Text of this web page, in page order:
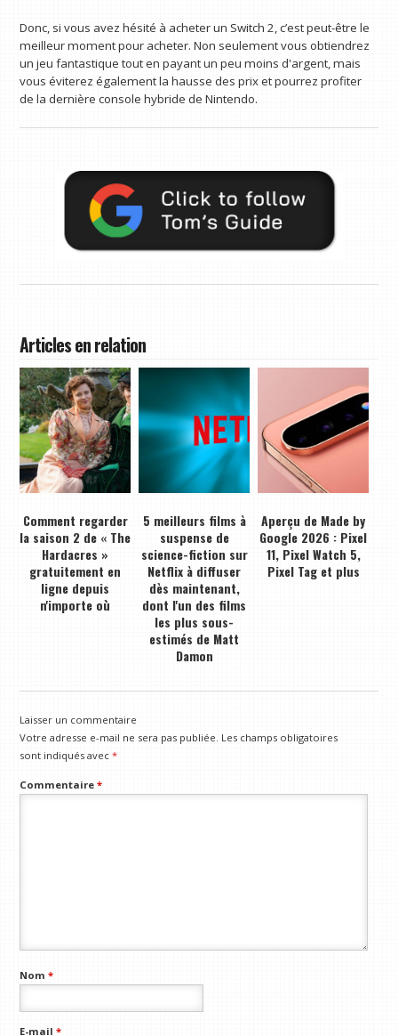
Donc, si vous avez hésité à acheter un Switch 2, c’est peut-être le
meilleur moment pour acheter. Non seulement vous obtiendrez
un jeu fantastique tout en payant un peu moins d'argent, mais
vous éviterez également la hausse des prix et pourrez profiter
de la dernière console hybride de Nintendo.
Articles en relation
Comment regarder
la saison 2 de « The
Hardacres »
gratuitement en
ligne depuis
n'importe où
5 meilleurs films à
suspense de
science-fiction sur
Netflix à diffuser
dès maintenant,
dont l'un des films
les plus sous-
estimés de Matt
Damon
Aperçu de Made by
Google 2026 : Pixel
11, Pixel Watch 5,
Pixel Tag et plus
Laisser un commentaire
Votre adresse e-mail ne sera pas publiée. Les champs obligatoires
sont indiqués avec*
Commentaire*
Nom*
E-mail*